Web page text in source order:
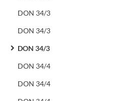
DON 34/3
DON 34/3
DON 34/3
DON 34/4
DON 34/4